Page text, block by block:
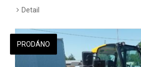
Detail
PRODÁNO